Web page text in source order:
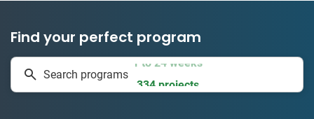
Find your perfect program
Search programs 334 projects
1 to 24 weeks